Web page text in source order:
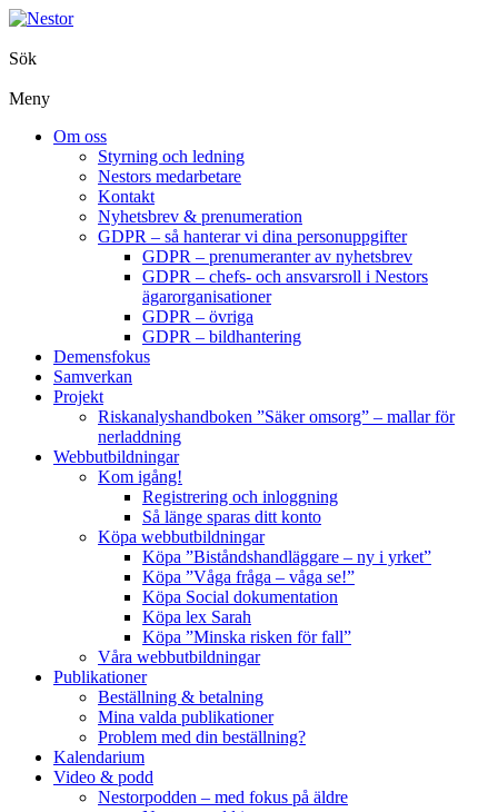
Sök
Meny
Om oss
Styrning och ledning
Nestors medarbetare
Kontakt
Nyhetsbrev & prenumeration
GDPR – så hanterar vi dina personuppgifter
GDPR – prenumeranter av nyhetsbrev
GDPR – chefs- och ansvarsroll i Nestors
ägarorganisationer
GDPR – övriga
GDPR – bildhantering
Demensfokus
Samverkan
Projekt
Riskanalyshandboken ”Säker omsorg” – mallar för
nerladdning
Webbutbildningar
Kom igång!
Registrering och inloggning
Så länge sparas ditt konto
Köpa webbutbildningar
Köpa ”Biståndshandläggare – ny i yrket”
Köpa ”Våga fråga – våga se!”
Köpa Social dokumentation
Köpa lex Sarah
Köpa ”Minska risken för fall”
Våra webbutbildningar
Publikationer
Beställning & betalning
Mina valda publikationer
Problem med din beställning?
Kalendarium
Video & podd
Nestorpodden – med fokus på äldre